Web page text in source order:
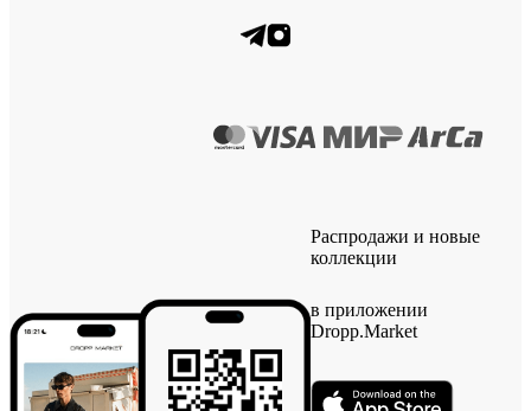
Распродажи и новые
коллекции
в приложении
Dropp.Market